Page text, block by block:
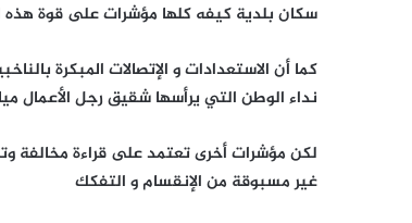
سكان بلدية كيفه كلها مؤشرات على قوة هذه
كما أن الاستعدادات و الإتصالات المبكرة
نداء الوطن التي يرأسها شقيق رجل الأعمال
لكن مؤشرات أخرى تعتمد على قراءة مخالفة
غير مسبوقة من الإنقسام و التفكك